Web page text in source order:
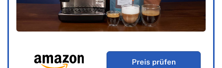
Preis prüfen